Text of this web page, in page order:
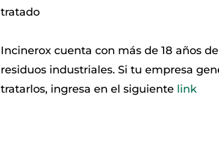
tratado
Incinerox cuenta con más de 18 años
residuos industriales. Si tu empresa
tratarlos, ingresa en el siguiente link